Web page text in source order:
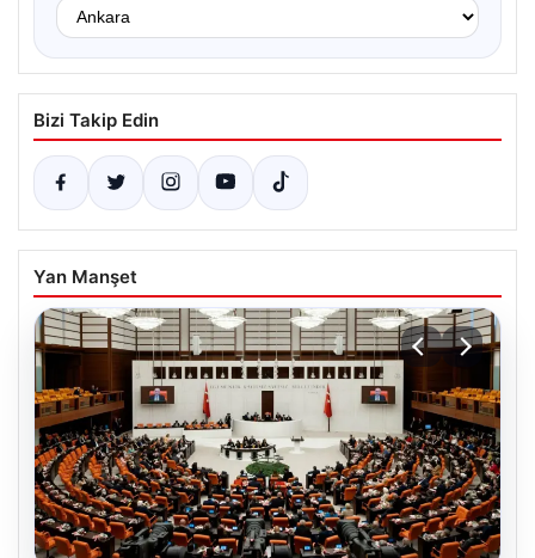
Bizi Takip Edin
Yan Manşet